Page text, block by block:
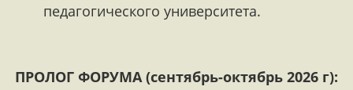
педагогического университета.
ПРОЛОГ ФОРУМА (сентябрь-октябрь 2026 г):